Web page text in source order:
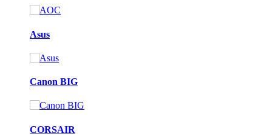
Asus
Canon BIG
CORSAIR